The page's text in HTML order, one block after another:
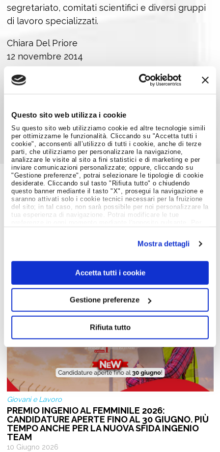
Questo sito web utilizza i cookie
Su questo sito web utilizziamo cookie ed altre tecnologie simili
per ottimizzarne le funzionalità. Cliccando su "Accetta tutti i
cookie", acconsenti all’utilizzo di tutti i cookie, anche di terze
parti, che utilizziamo per personalizzare la navigazione,
analizzare le visite al sito a fini statistici e di marketing e per
inviare comunicazioni personalizzate; oppure, cliccando su
"Gestione preferenze", potrai selezionare le tipologie di cookie
desiderate. Cliccando sul tasto "Rifiuta tutto" o chiudendo
questo banner mediante il tasto "X", prosegui la navigazione e
saranno attivati solo i cookie tecnici necessari per la fruizione
del sito; in tal caso, non sarà possibile per noi personalizzare la
tua esperienza di navigazione. Potrai modificare le tue
Mostra dettagli
Accetta tutti i cookie
Gestione preferenze
Rifiuta tutto
segretariato, comitati scientifici e diversi gruppi
di lavoro specializzati.
Chiara Del Priore
12 novembre 2014
Foto:
Condividi su:
Job Meeting
MAGAZINE
Giovani e Lavoro
PREMIO INGENIO AL FEMMINILE 2026:
CANDIDATURE APERTE FINO AL 30 GIUGNO. PIÙ
TEMPO ANCHE PER LA NUOVA SFIDA INGENIO
TEAM
10 Giugno 2026